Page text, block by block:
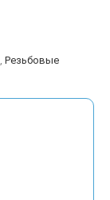
, Резьбовые